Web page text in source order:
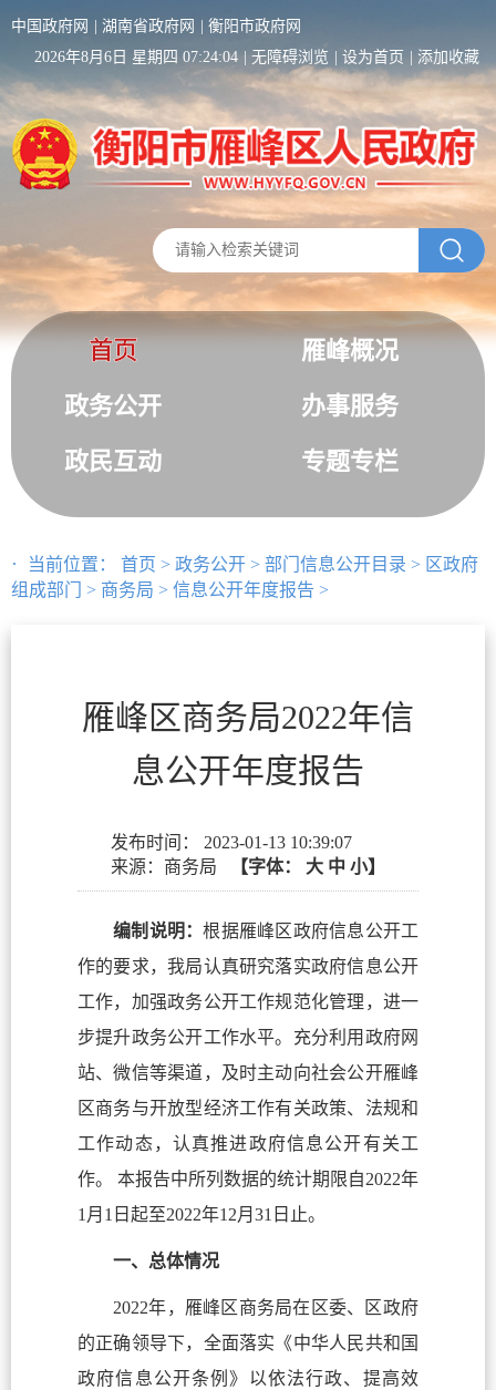
中国政府网 湖南省政府网
衡阳市政府网
2026年8月6日 星期四 07:24:04
无障碍浏览 设为首页 添加收藏
首页
雁峰概况
政务公开
办事服务
政民互动
专题专栏
当前位置： 首页 > 政务公开 > 部门信息公开目录 > 区政府
组成部门
> 商务局 > 信息公开年度报告 >
雁峰区商务局2022年信
息公开年度报告
发布时间： 2023-01-13 10:39:07
来源：商务局
【字体： 大 中 小】
编制说明：根据雁峰区政府信息公开工
作的要求，我局认真研究落实政府信息公开
工作，加强政务公开工作规范化管理，进一
步提升政务公开工作水平。充分利用政府网
站、微信等渠道，及时主动向社会公开雁峰
区商务与开放型经济工作有关政策、法规和
工作动态，认真推进政府信息公开有关工
作。 本报告中所列数据的统计期限自2022年
1月1日起至2022年12月31日止。
一、总体情况
2022年，雁峰区商务局在区委、区政府
的正确领导下，全面落实《中华人民共和国
政府信息公开条例》以依法行政、提高效